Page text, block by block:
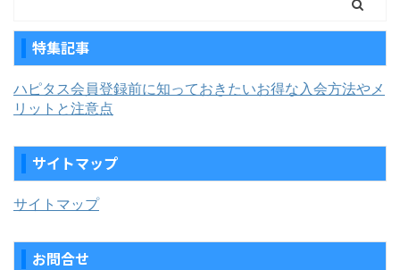
特集記事
ハピタス会員登録前に知っておきたいお得な入会方法やメ
リットと注意点
サイトマップ
サイトマップ
お問合せ